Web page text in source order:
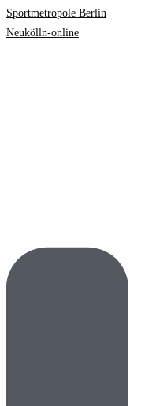
Sportmetropole Berlin
Neukölln-online